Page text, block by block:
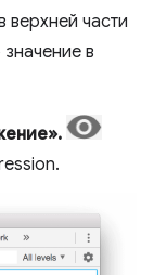
верхней части
в